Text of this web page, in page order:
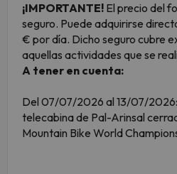
¡IMPORTANTE! El precio del
seguro. Puede adquirirse
€ por día. Dicho seguro cubre
aquellas actividades que se
A tener en cuenta:
Del 07/07/2026 al 13/07/
telecabina de Pal-Arinsal
Mountain Bike World